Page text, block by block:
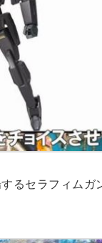
るセラフィムガ